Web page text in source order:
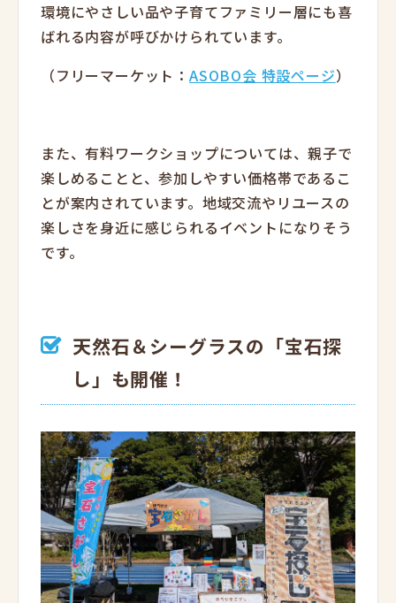
環境にやさしい品や子育てファミリー層にも喜
ばれる内容が呼びかけられています。
（フリーマーケット：ASOBO会 特設ページ）
また、有料ワークショップについては、親子で
楽しめることと、参加しやすい価格帯であるこ
とが案内されています。地域交流やリユースの
楽しさを身近に感じられるイベントになりそう
です。
天然石＆シーグラスの「宝石探
し」も開催！